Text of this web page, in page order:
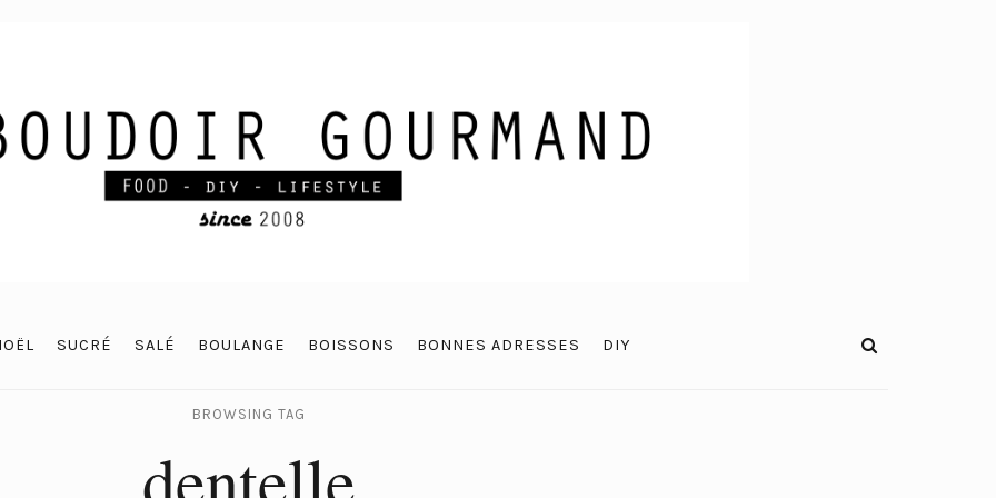
SUCRÉ SALÉ BOULANGE BOISSONS BONNES ADRESSES DIY
BROWSING TAG
dentelle